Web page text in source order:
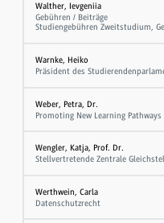
Walther, Ievgeniia
Gebühren / Beiträge
Studiengebühren Zweitstudium,
Warnke, Heiko
Präsident des
Weber, Petra, Dr.
Promoting New Learning Pathways
Wengler, Katja, Prof. Dr.
Stellvertretende Zentrale
Werthwein, Carla
Datenschutzrecht